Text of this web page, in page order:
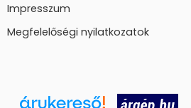
Impresszum
Megfelelőségi nyilatkozatok